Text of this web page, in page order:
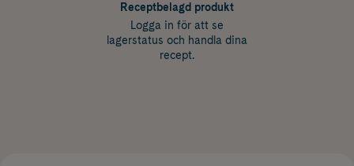
Receptbelagd produkt
Logga in för att se
lagerstatus och handla dina
recept.